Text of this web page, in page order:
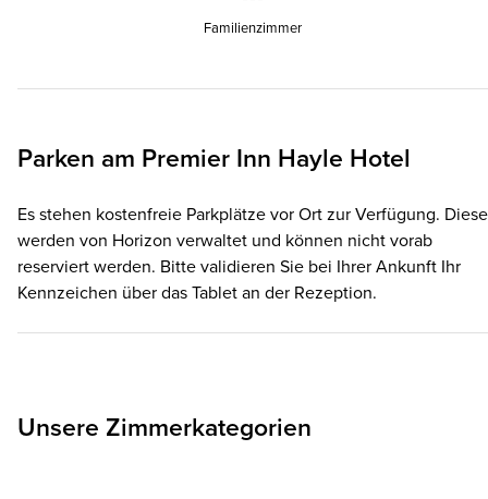
Familienzimmer
Parken am Premier Inn Hayle Hotel
Es stehen kostenfreie Parkplätze vor Ort zur Verfügung. Diese
werden von Horizon verwaltet und können nicht vorab
reserviert werden. Bitte validieren Sie bei Ihrer Ankunft Ihr
Kennzeichen über das Tablet an der Rezeption.
Unsere Zimmerkategorien